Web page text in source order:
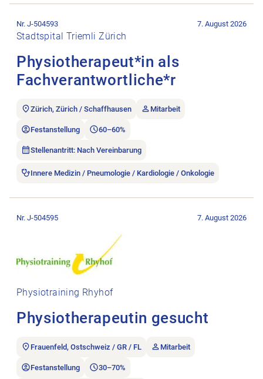
Stadtspital Triemli Zürich
Physiotherapeut*in als
Fachverantwortliche*r
Nr. J-504593 7. August 2026
Zürich, Zürich / Schaffhausen Mitarbeit
Festanstellung 60–60%
Stellenantritt: Nach Vereinbarung
Innere Medizin / Pneumologie / Kardiologie / Onkologie
Physiotraining Rhyhof
Physiotherapeutin gesucht
Nr. J-504595 7. August 2026
Frauenfeld, Ostschweiz / GR / FL Mitarbeit
Festanstellung 30–70%